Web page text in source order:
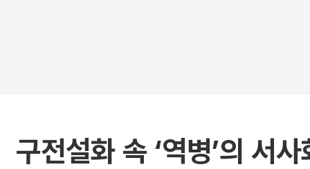
구전설화 속 ‘역병’의 서